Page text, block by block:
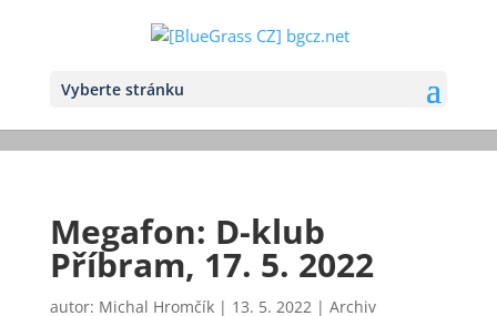
Vyberte stránku
Megafon: D-klub
Příbram, 17. 5. 2022
autor: Michal Hromčík| 13. 5. 2022| Archiv